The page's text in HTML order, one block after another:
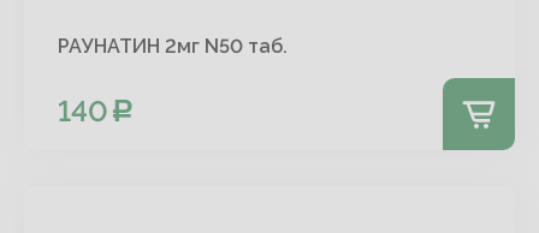
РАУНАТИН 2мг N50 таб.
140